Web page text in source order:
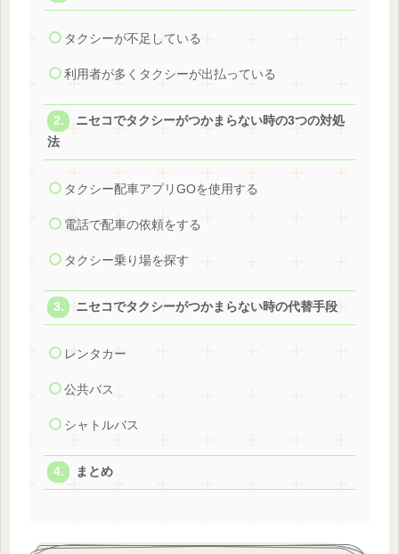
タクシーが不足している
利用者が多くタクシーが出払っている
ニセコでタクシーがつかまらない時の3つの対処
法
タクシー配車アプリGOを使用する
電話で配車の依頼をする
タクシー乗り場を探す
ニセコでタクシーがつかまらない時の代替手段
レンタカー
公共バス
シャトルバス
まとめ